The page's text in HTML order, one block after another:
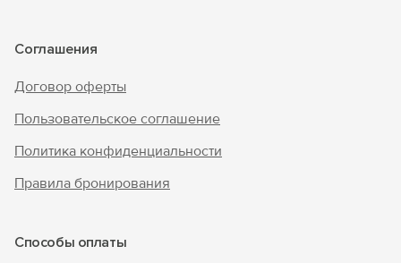
Соглашения
Договор оферты
Пользовательское соглашение
Политика конфиденциальности
Правила бронирования
Способы оплаты